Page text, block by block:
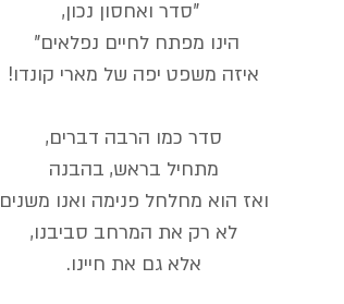
"סדר ואחסון נכון,
הינו מפתח לחיים נפלאים"
איזה משפט יפה של מארי קונדו!
סדר כמו הרבה דברים,
מתחיל בראש, בהבנה
ואז הוא מחלחל פנימה ואנו משנים
לא רק את המרחב סביבנו,
אלא גם את חיינו.